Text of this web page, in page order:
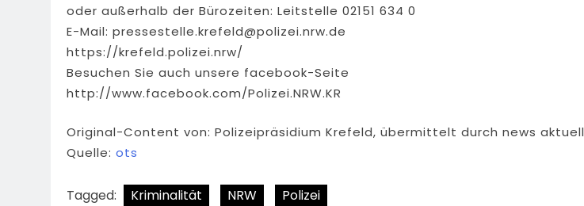
oder außerhalb der Bürozeiten: Leitstelle 02151 634 0
E-Mail: pressestelle.krefeld@polizei.nrw.de
https://krefeld.polizei.nrw/
Besuchen Sie auch unsere facebook-Seite
http://www.facebook.com/Polizei.NRW.KR
Original-Content von: Polizeipräsidium Krefeld, übermittelt durch news aktuell
Quelle: ots
Tagged: Kriminalität NRW Polizei